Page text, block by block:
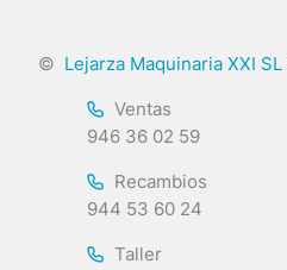
© Lejarza Maquinaria XXI SL
Ventas
946 36 02 59
Recambios
944 53 60 24
Taller